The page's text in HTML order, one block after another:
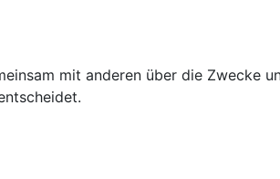
mit anderen über die Zwecke